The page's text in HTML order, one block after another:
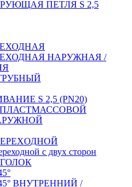
ПЕТЛЯ S 2,5
НАРУЖНАЯ /
S 2,5 (PN20)
с двух сторон
ВНУТРЕННИЙ /